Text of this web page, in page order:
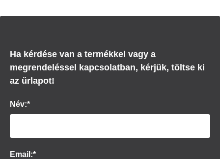
Ha kérdése van a termékkel vagy a
megrendeléssel kapcsolatban, kérjük, töltse ki
az űrlapot!
Név:*
Email:*